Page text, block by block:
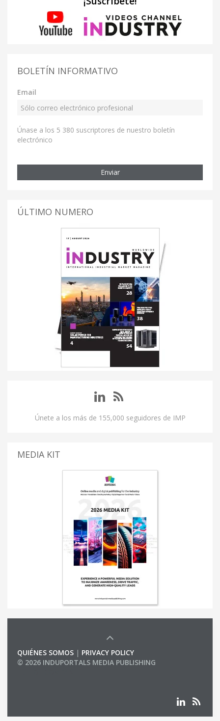
BOLETÍN INFORMATIVO
Email
Únase a los 5 380 suscriptores de nuestro boletín
electrónico
Enviar
ÚLTIMO NUMERO
Únete a los más de 155,000 seguidores de IMP
MEDIA KIT
QUIÉNES SOMOS | PRIVACY POLICY
© 2026 INDUPORTALS MEDIA PUBLISHING